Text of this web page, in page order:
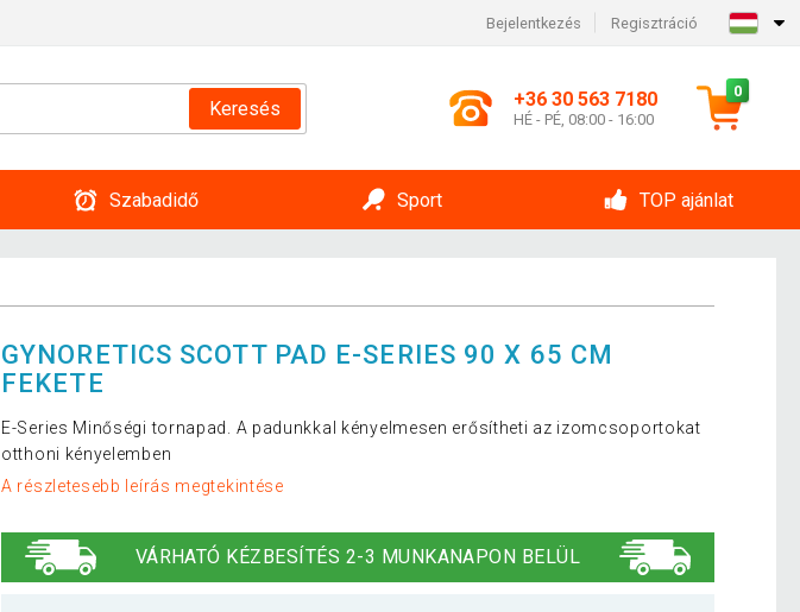
Bejelentkezés Regisztráció
Keresés +36 30 563 7180
HÉ - PÉ, 08:00 - 16:00
0
Szabadidő Sport TOP ajánlat
GYNORETICS SCOTT PAD E-SERIES 90 X 65 CM
FEKETE
E-Series Minőségi tornapad. A padunkkal kényelmesen erősítheti az izomcsoportokat
otthoni kényelemben
A részletesebb leírás megtekintése
VÁRHATÓ KÉZBESÍTÉS 2-3 MUNKANAPON BELÜL